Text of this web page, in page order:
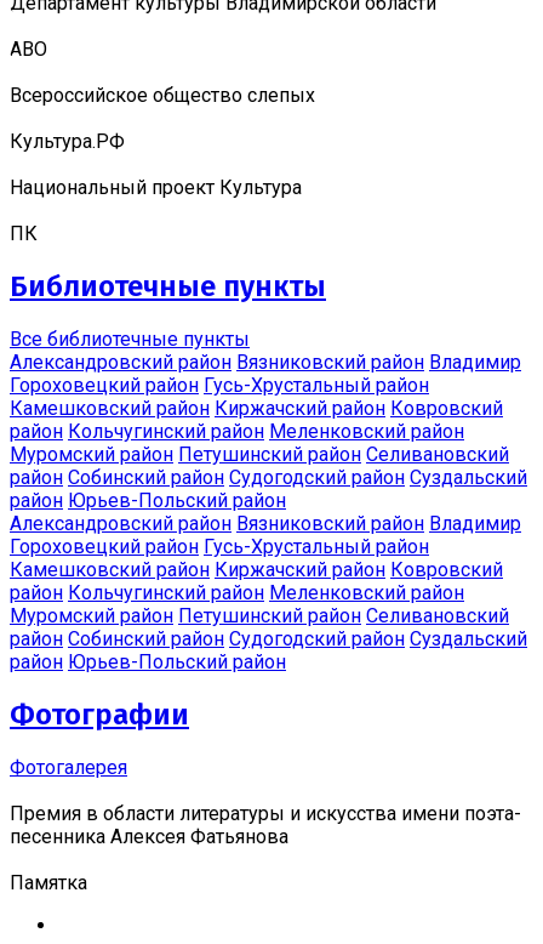
АВО
Всероссийское общество слепых
Культура.РФ
Национальный проект Культура
ПК
Библиотечные пункты
Все библиотечные пункты
Александровский район Вязниковский район Владимир
Гороховецкий район Гусь-Хрустальный район
Камешковский район Киржачский район Ковровский
район Кольчугинский район Меленковский район
Муромский район Петушинский район Селивановский
район Собинский район Судогодский район Суздальский
район Юрьев-Польский район
Александровский район Вязниковский район Владимир
Гороховецкий район Гусь-Хрустальный район
Камешковский район Киржачский район Ковровский
район Кольчугинский район Меленковский район
Муромский район Петушинский район Селивановский
район Собинский район Судогодский район Суздальский
район Юрьев-Польский район
Фотографии
Фотогалерея
Премия в области литературы и искусства имени поэта-
песенника Алексея Фатьянова
Памятка